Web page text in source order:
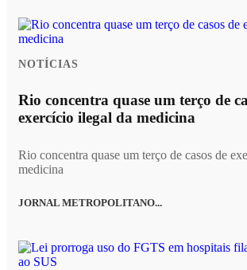
NOTÍCIAS
Rio concentra quase um terço de
exercício ilegal da medicina
Rio concentra quase um terço de casos de
medicina
JORNAL METROPOLITANO...